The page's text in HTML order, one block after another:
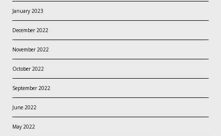
January 2023
December 2022
November 2022
October 2022
September 2022
June 2022
May 2022